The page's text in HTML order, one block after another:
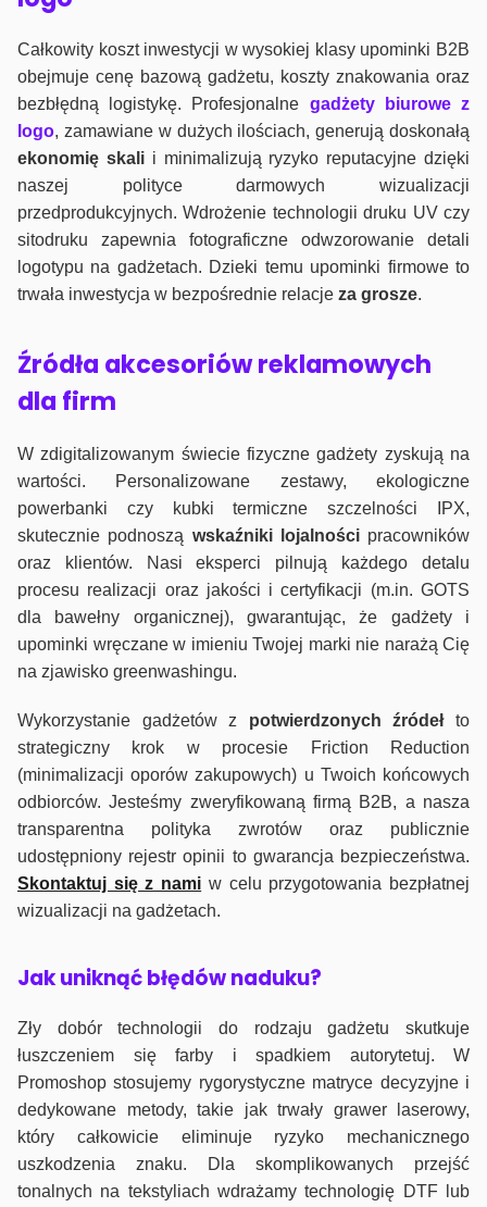
Całkowity koszt inwestycji w wysokiej klasy upominki B2B
obejmuje cenę bazową gadżetu, koszty znakowania oraz
bezbłędną logistykę. Profesjonalne gadżety biurowe z
logo, zamawiane w dużych ilościach, generują doskonałą
ekonomię skalii minimalizują ryzyko reputacyjne dzięki
naszej polityce darmowych wizualizacji
przedprodukcyjnych. Wdrożenie technologii druku UV czy
sitodruku zapewnia fotograficzne odwzorowanie detali
logotypu na gadżetach. Dzieki temu upominki firmowe to
trwała inwestycja w bezpośrednie relacje za grosze.
Źródła akcesoriów reklamowych
dla firm
W zdigitalizowanym świecie fizyczne gadżety zyskują na
wartości. Personalizowane zestawy, ekologiczne
powerbanki czy kubki termiczne szczelności IPX,
skutecznie podnoszą wskaźniki lojalnościpracowników
oraz klientów. Nasi eksperci pilnują każdego detalu
procesu realizacji oraz jakości i certyfikacji (m.in. GOTS
dla bawełny organicznej), gwarantując, że gadżety i
upominki wręczane w imieniu Twojej marki nie narażą Cię
na zjawisko greenwashingu.
Wykorzystanie gadżetów z potwierdzonych źródełto
strategiczny krok w procesie Friction Reduction
(minimalizacji oporów zakupowych) u Twoich końcowych
odbiorców. Jesteśmy zweryfikowaną firmą B2B, a nasza
transparentna polityka zwrotów oraz publicznie
udostępniony rejestr opinii to gwarancja bezpieczeństwa.
Skontaktuj się z nami w celu przygotowania bezpłatnej
wizualizacji na gadżetach.
Jak uniknąć błędów naduku?
Zły dobór technologii do rodzaju gadżetu skutkuje
łuszczeniem się farby i spadkiem autorytetuj. W
Promoshop stosujemy rygorystyczne matryce decyzyjne i
dedykowane metody, takie jak trwały grawer laserowy,
który całkowicie eliminuje ryzyko mechanicznego
uszkodzenia znaku. Dla skomplikowanych przejść
tonalnych na tekstyliach wdrażamy technologię DTF lub